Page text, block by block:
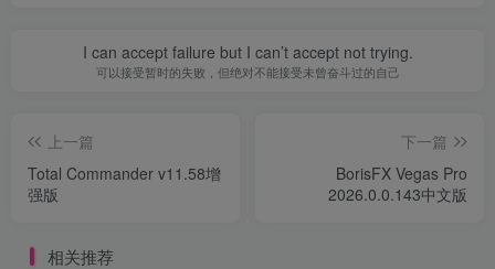
I can accept failure but I can’t accept not trying.
可以接受暂时的失败，但绝对不能接受未曾奋斗过的自己
上一篇
Total Commander v11.58增
强版
下一篇
BorisFX Vegas Pro
2026.0.0.143中文版
相关推荐